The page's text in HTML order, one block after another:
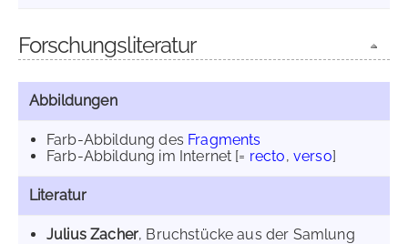
Forschungsliteratur
Abbildungen
Farb-Abbildung des Fragments
Farb-Abbildung im Internet [= recto, verso]
Literatur
Julius Zacher, Bruchstücke aus der Samlung